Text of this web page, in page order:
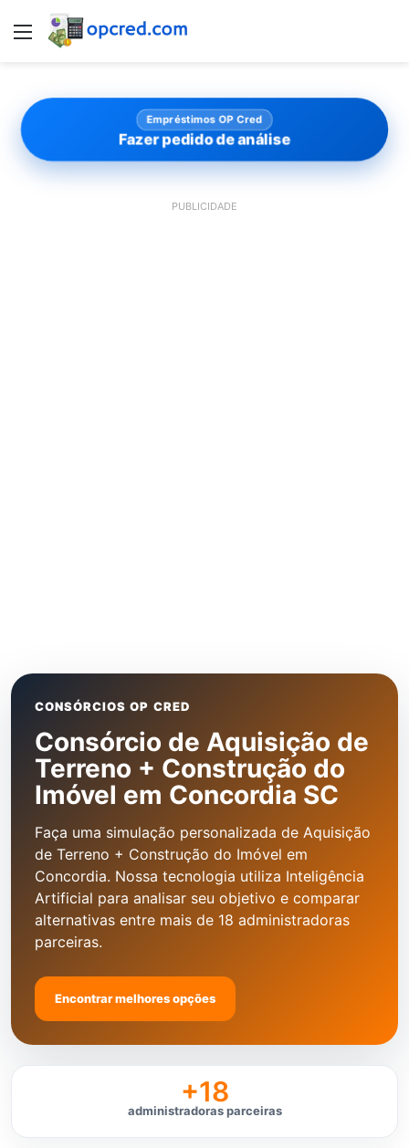
Menu
Empréstimos OP Cred
Fazer pedido de análise
PUBLICIDADE
CONSÓRCIOS OP CRED
Consórcio de Aquisição de
Terreno + Construção do
Imóvel em Concordia SC
Faça uma simulação personalizada de Aquisição
de Terreno + Construção do Imóvel em
Concordia. Nossa tecnologia utiliza Inteligência
Artificial para analisar seu objetivo e comparar
alternativas entre mais de 18 administradoras
parceiras.
Encontrar melhores opções
+18
administradoras parceiras